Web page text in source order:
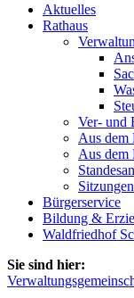
Aktuelles
Rathaus
Ver- und
Aus dem
Aus dem
Bürgerservice
Bildung &
Waldfriedhof
Sie sind hier: